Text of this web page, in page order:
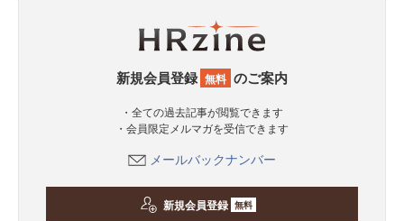
新規会員登録 無料 のご案内
・全ての過去記事が閲覧できます
・会員限定メルマガを受信できます
メールバックナンバー
新規会員登録 無料